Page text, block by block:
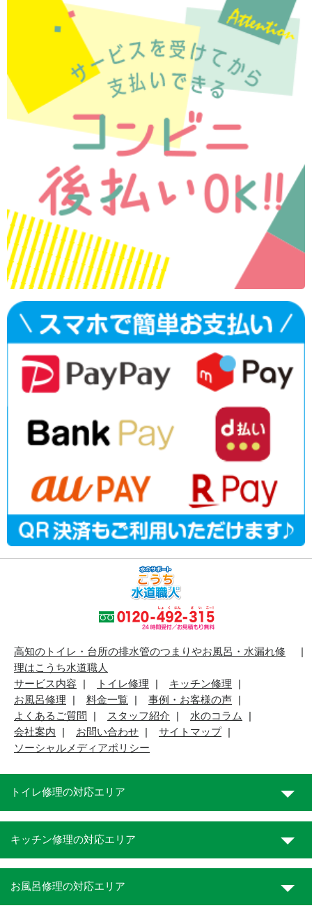
高知のトイレ・台所の排水管のつまりやお風呂・水漏れ修
理はこうち水道職人
サービス内容
トイレ修理
キッチン修理
お風呂修理
料金一覧
事例・お客様の声
よくあるご質問
スタッフ紹介
水のコラム
会社案内
お問い合わせ
サイトマップ
ソーシャルメディアポリシー
トイレ修理の対応エリア
キッチン修理の対応エリア
お風呂修理の対応エリア